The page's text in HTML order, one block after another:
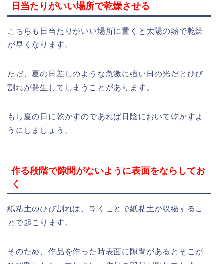
日当たりがいい場所で乾燥させる
こちらも日当たりがいい場所に置くと太陽の熱で乾燥
が早くなります。
ただ、夏の日差しのような急激に強い日の光だとひび
割れが発生してしまうことがあります。
もし夏の日に乾かすのであれば日陰において乾かすよ
うにしましょう。
作る段階で隙間がないように表面をならしてお
く
紙粘土のひび割れは、乾くことで紙粘土が収縮するこ
とで起こります。
そのため、作品を作った時表面に隙間があるとそこが